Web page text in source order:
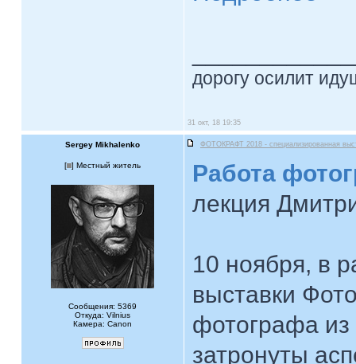
дорогу осилит
31 окт, 18 19:35
Sergey Mikhalenko ФОТОКРАФТ 2018 - специализированная
[ ] Местный житель
Сообщения: 5369
Откуда: Vilnius
Камера: Canon
Работа
лекция
10 ноября, в
выставки
фотографа
затронуты